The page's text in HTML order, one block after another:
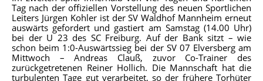
Tag nach der offiziellen Vorstellung des neuen Sportlichen
Leiters Jürgen Kohler ist der SV Waldhof Mannheim erneut
auswärts gefordert und gastiert am Samstag (14.00 Uhr)
bei der U 23 des SC Freiburg. Auf der Bank sitzt – wie
schon beim 1:0-Auswärtssieg bei der SV 07 Elversberg am
Mittwoch – Andreas Clauß, zuvor Co-Trainer des
zurückgetretenen Reiner Hollich. Die Mannschaft hat die
turbulenten Tage gut verarbeitet, so der frühere Torhüter